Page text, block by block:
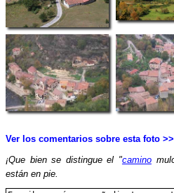
Ver los comentarios sobre esta foto >>
¡Que bien se distingue el "camino
están en pie.